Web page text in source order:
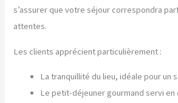
s’assurer que votre séjour correspondra
attentes.
Les clients apprécient particulièrement :
La tranquillité du lieu, idéale pour un
Le petit-déjeuner gourmand servi en